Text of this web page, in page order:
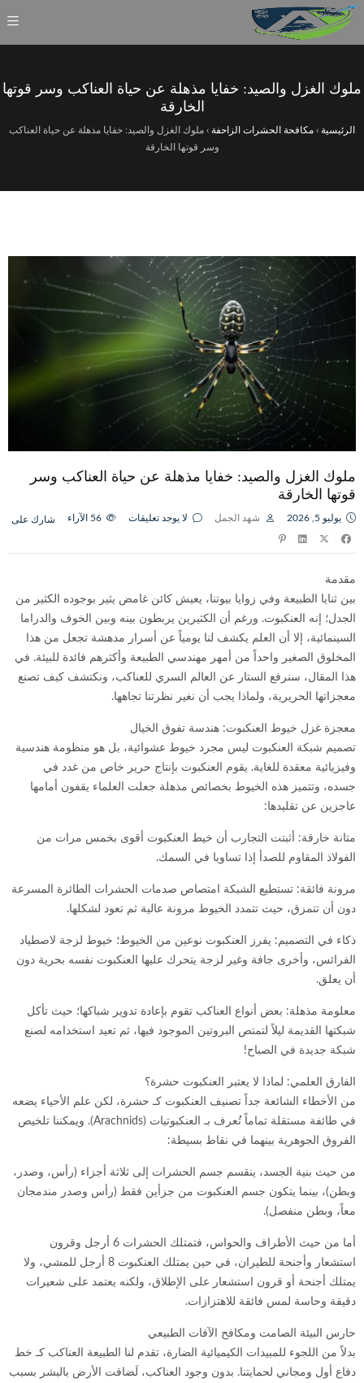
ملوك الغزل والصيد: خفايا مذهلة عن حياة العناكب وسر قوتها
الخارقة
الرئيسية › مكافحة الحشرات الزاحفة › ملوك الغزل والصيد: خفايا مذهلة عن حياة العناكب
وسر قوتها الخارقة
ملوك الغزل والصيد: خفايا مذهلة عن حياة العناكب وسر
قوتها الخارقة
يوليو 5, 2026 شهد الجمل لا يوجد تعليقات الآراء شارك على
مقدمة
بين ثنايا الطبيعة وفي زوايا بيوتنا، يعيش كائن غامض يثير بوجوده الكثير من
الجدل؛ إنه العنكبوت. ورغم أن الكثيرين يربطون بينه وبين الخوف والدراما
السينمائية، إلا أن العلم يكشف لنا يومياً عن أسرار مدهشة تجعل من هذا
المخلوق الصغير واحداً من أمهر مهندسي الطبيعة وأكثرهم فائدة للبيئة. في
هذا المقال، سنرفع الستار عن العالم السري للعناكب، ونكتشف كيف تصنع
معجزاتها الحريرية، ولماذا يجب أن نغير نظرتنا تجاهها.
معجزة غزل خيوط العنكبوت: هندسة تفوق الخيال
تصميم شبكة العنكبوت ليس مجرد خيوط عشوائية، بل هو منظومة هندسية
وفيزيائية معقدة للغاية. يقوم العنكبوت بإنتاج حرير خاص من غدد في
جسده، وتتميز هذه الخيوط بخصائص مذهلة جعلت العلماء يقفون أمامها
عاجزين عن تقليدها:
متانة خارقة: أثبتت التجارب أن خيط العنكبوت أقوى بخمس مرات من
الفولاذ المقاوم للصدأ إذا تساويا في السمك.
مرونة فائقة: تستطيع الشبكة امتصاص صدمات الحشرات الطائرة المسرعة
دون أن تتمزق، حيث تتمدد الخيوط مرونة عالية ثم تعود لشكلها.
ذكاء في التصميم: يفرز العنكبوت نوعين من الخيوط؛ خيوط لزجة لاصطياد
الفرائس، وأخرى جافة وغير لزجة يتحرك عليها العنكبوت نفسه بحرية دون
أن يعلق.
معلومة مذهلة: بعض أنواع العناكب تقوم بإعادة تدوير شباكها؛ حيث تأكل
شبكتها القديمة ليلاً لتمتص البروتين الموجود فيها، ثم تعيد استخدامه لصنع
شبكة جديدة في الصباح!
الفارق العلمي: لماذا لا يعتبر العنكبوت حشرة؟
من الأخطاء الشائعة جداً تصنيف العنكبوت كـ حشرة، لكن علم الأحياء يضعه
في طائفة مستقلة تماماً تُعرف بـ العنكبوتيات (Arachnids). ويمكننا تلخيص
الفروق الجوهرية بينهما في نقاط بسيطة:
من حيث بنية الجسد، ينقسم جسم الحشرات إلى ثلاثة أجزاء (رأس، وصدر،
وبطن)، بينما يتكون جسم العنكبوت من جزأين فقط (رأس وصدر مندمجان
معاً، وبطن منفصل).
أما من حيث الأطراف والحواس، فتمتلك الحشرات 6 أرجل وقرون
استشعار وأجنحة للطيران، في حين يمتلك العنكبوت 8 أرجل للمشي، ولا
يمتلك أجنحة أو قرون استشعار على الإطلاق، ولكنه يعتمد على شعيرات
دقيقة وحاسة لمس فائقة للاهتزازات.
حارس البيئة الصامت ومكافح الآفات الطبيعي
بدلاً من اللجوء للمبيدات الكيميائية الضارة، تقدم لنا الطبيعة العناكب كـ خط
دفاع أول ومجاني لحمايتنا. بدون وجود العناكب، لَضاقت الأرض بالبشر بسبب